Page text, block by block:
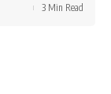
3 Min Read